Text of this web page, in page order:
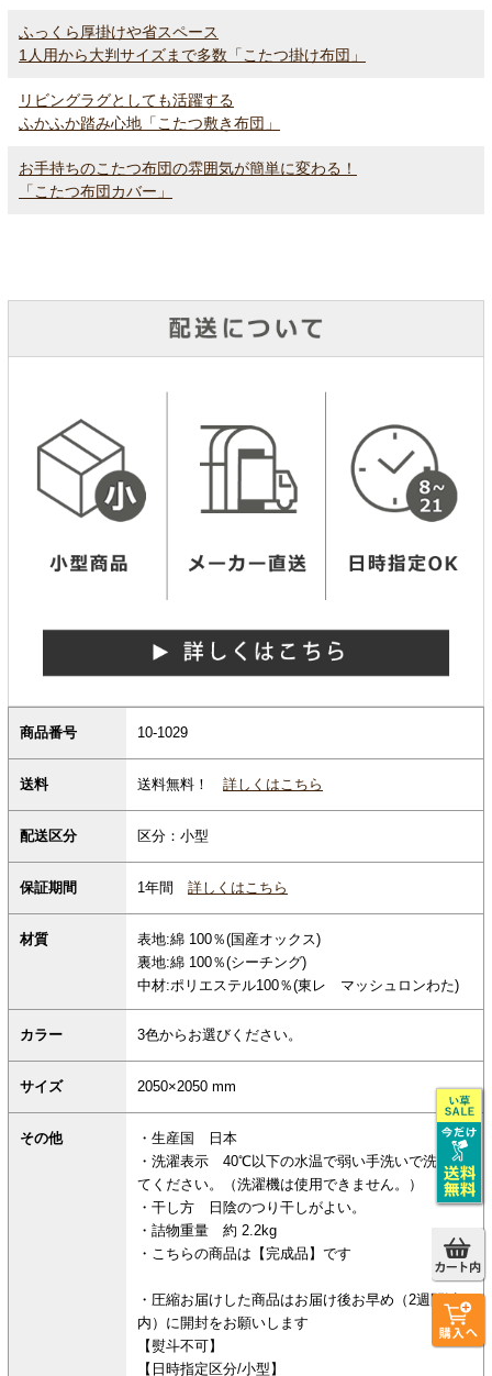
ふっくら厚掛けや省スペース
1人用から大判サイズまで多数「こたつ掛け布団」
リビングラグとしても活躍する
ふかふか踏み心地「こたつ敷き布団」
お手持ちのこたつ布団の雰囲気が簡単に変わる！
「こたつ布団カバー」
商品番号 10-1029
送料 送料無料！ 詳しくはこちら
配送区分 区分：小型
保証期間 1年間 詳しくはこちら
材質
表地:綿 100％(国産オックス)
裏地:綿 100％(シーチング)
中材:ポリエステル100％(東レ マッシュロンわた)
カラー 3色からお選びください。
サイズ 2050×2050 mm
その他
・生産国 日本
・洗濯表示 40℃以下の水温で弱い手洗いで洗濯し
てください。（洗濯機は使用できません。）
・干し方 日陰のつり干しがよい。
・詰物重量 約 2.2kg
・こちらの商品は【完成品】です
・圧縮お届けした商品はお届け後お早め（2週間以
内）に開封をお願いします
【熨斗不可】
【日時指定区分/小型】